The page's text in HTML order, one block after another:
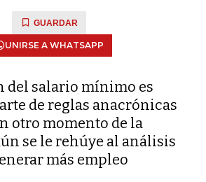
GUARDAR
UNIRSE A WHATSAPP
del salario mínimo es
de reglas anacrónicas
otro momento de la
se le rehúye al análisis
más empleo